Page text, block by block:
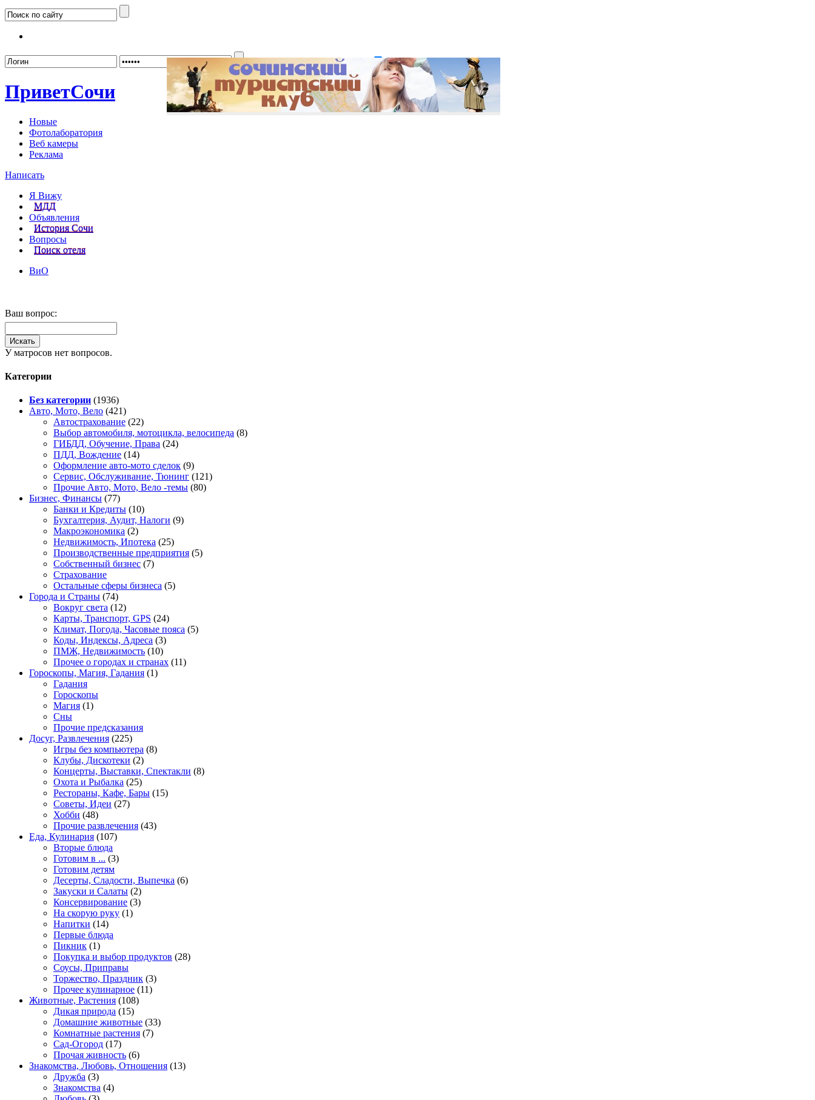
Забыли пароль? Регистрация
ПриветСочи
Новые
Фотолаборатория
Веб камеры
Реклама
Написать
Я Вижу
МДД
Объявления
История Сочи
Вопросы
Поиск отеля
ВиО
Ваш вопрос:
У матросов нет вопросов.
Категории
Без категории (1936)
Авто, Мото, Вело (421)
Автострахование (22)
Выбор автомобиля, мотоцикла, велосипеда (8)
ГИБДД, Обучение, Права (24)
ПДД, Вождение (14)
Оформление авто-мото сделок (9)
Сервис, Обслуживание, Тюнинг (121)
Прочие Авто, Мото, Вело -темы (80)
Бизнес, Финансы (77)
Банки и Кредиты (10)
Бухгалтерия, Аудит, Налоги (9)
Макроэкономика (2)
Недвижимость, Ипотека (25)
Производственные предприятия (5)
Собственный бизнес (7)
Страхование
Остальные сферы бизнеса (5)
Города и Страны (74)
Вокруг света (12)
Карты, Транспорт, GPS (24)
Климат, Погода, Часовые пояса (5)
Коды, Индексы, Адреса (3)
ПМЖ, Недвижимость (10)
Прочее о городах и странах (11)
Гороскопы, Магия, Гадания (1)
Гадания
Гороскопы
Магия (1)
Сны
Прочие предсказания
Досуг, Развлечения (225)
Игры без компьютера (8)
Клубы, Дискотеки (2)
Концерты, Выставки, Спектакли (8)
Охота и Рыбалка (25)
Рестораны, Кафе, Бары (15)
Советы, Идеи (27)
Хобби (48)
Прочие развлечения (43)
Еда, Кулинария (107)
Вторые блюда
Готовим в ... (3)
Готовим детям
Десерты, Сладости, Выпечка (6)
Закуски и Салаты (2)
Консервирование (3)
На скорую руку (1)
Напитки (14)
Первые блюда
Пикник (1)
Покупка и выбор продуктов (28)
Соусы, Приправы
Торжество, Праздник (3)
Прочее кулинарное (11)
Животные, Растения (108)
Дикая природа (15)
Домашние животные (33)
Комнатные растения (7)
Сад-Огород (17)
Прочая живность (6)
Знакомства, Любовь, Отношения (13)
Дружба (3)
Знакомства (4)